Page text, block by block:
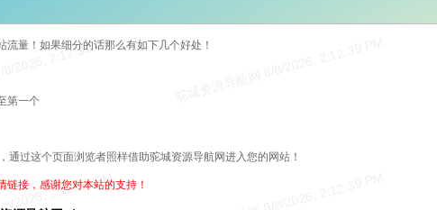
量！如果细分的话那么有如下几个好处！
第一个
过这个页面浏览者照样借助驼城资源导航网进入您的网站！
接，感谢您对本站的支持！